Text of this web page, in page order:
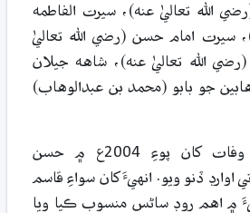
الله تعاليٰ عنه)، سيرت الفاطمه
سيرت امام حسن (رضي الله تعاليٰ
الله تعاليٰ عنه)، شاهه جيلان
جو بابو (محمد بن عبدالوهاب)
ڏيپلائي صاحب کي وفات کان پوءِ 2004ع ۾ حسن
ڏنو ويو. انهيءَ کان سواءِ قاسم
۾ اهم روڊ ساڻس منسوب ڪيا ويا